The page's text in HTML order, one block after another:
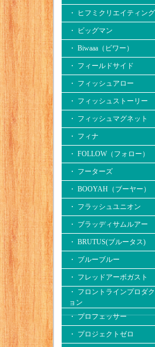
・ ヒフミクリエイティング
・ ビッグマン
・ Biwaaa（ビワー）
・ フィールドサイド
・ フィッシュアロー
・ フィッシュストーリー
・ フィッシュマグネット
・ フィナ
・ FOLLOW（フォロー）
・ フーターズ
・ BOOYAH（ブーヤー）
・ フラッシュユニオン
・ ブラッディサムルアー
・ BRUTUS(ブルータス)
・ ブルーブルー
・ フレッドアーボガスト
・ フロントラインプロダ
ョン
・ プロフェッサー
・ プロジェクトゼロ